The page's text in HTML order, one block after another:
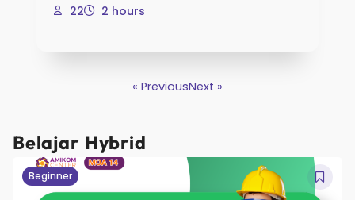
22 2 hours
« PreviousNext »
Belajar Hybrid
Beginner